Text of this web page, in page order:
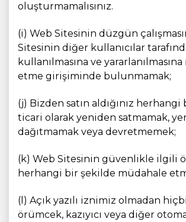
oluşturmamalısınız.
(i) Web Sitesinin düzgün
Sitesinin diğer kullanıcılar
kullanılmasına ve
etme girişiminde bulunmamak;
(j) Bizden satın aldığınız
ticari olarak yeniden satmamak,
dağıtmamak veya devretmemek;
(k) Web Sitesinin güvenlikle ilgili
herhangi bir şekilde müdahale
(l) Açık yazılı iznimiz olmadan
örümcek, kazıyıcı veya diğer